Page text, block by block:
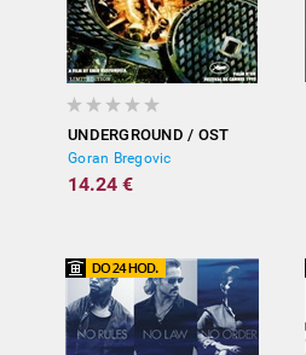
UNDERGROUND / OST
Goran Bregovic
14.24 €